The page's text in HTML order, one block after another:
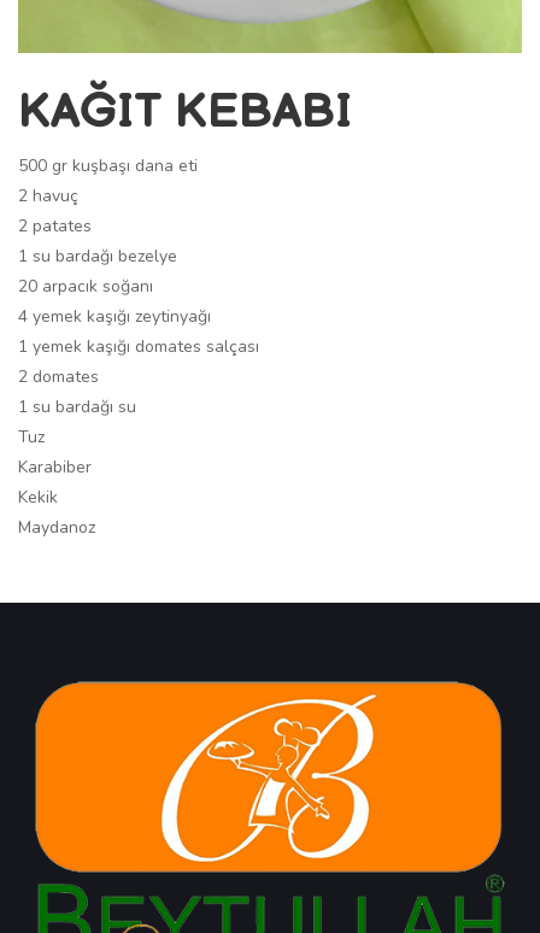
KAĞIT KEBABI
500 gr kuşbaşı dana eti
2 havuç
2 patates
1 su bardağı bezelye
20 arpacık soğanı
4 yemek kaşığı zeytinyağı
1 yemek kaşığı domates salçası
2 domates
1 su bardağı su
Tuz
Karabiber
Kekik
Maydanoz